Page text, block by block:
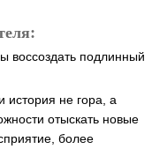
воссоздать подлинный
история не гора, а
отыскать новые
более